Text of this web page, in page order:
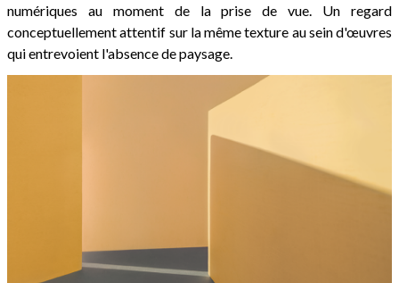
numériques au moment de la prise de vue. Un regard
conceptuellement attentif sur la même texture au sein d'œuvres
qui entrevoient l'absence de paysage.